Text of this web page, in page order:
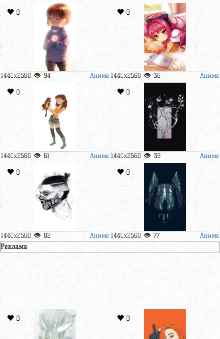
0
1440x2560 94 Аниме
0
1440x2560 36 Аниме
0
1440x2560 61 Аниме
0
1440x2560 39 Аниме
0
1440x2560 82 Аниме
0
1440x2560 77 Аниме
Реклама
0 0